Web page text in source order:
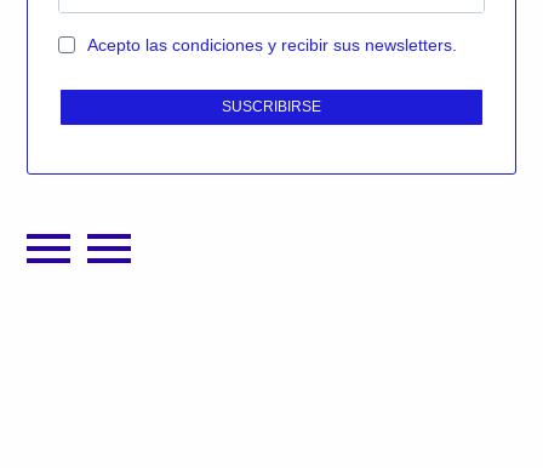
Acepto las condiciones y recibir sus newsletters.
SUSCRIBIRSE